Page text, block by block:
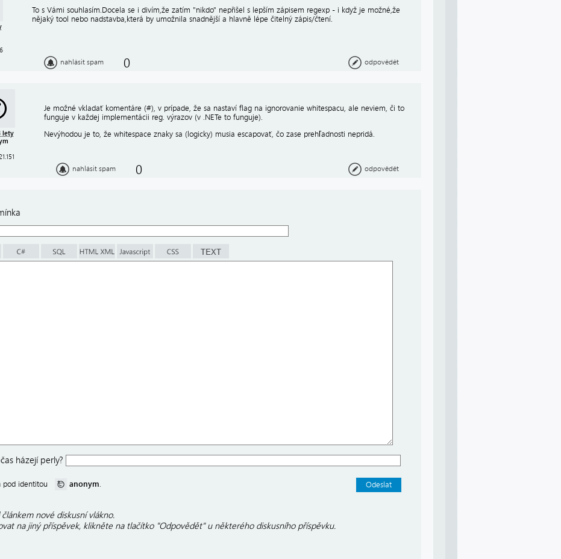
To s Vámi souhlasím.Docela se i divím,že zatím "nikdo" nepřišel s lepším zápisem regexp - i když je možné,že
nějaký tool nebo nadstavba,která by umožnila snadnější a hlavně lépe čitelný zápis/čtení.
nahlásit spam 0 odpovědět
lety
Je možné vkladať komentáre (#), v prípade, že sa nastaví flag na ignorovanie whitespacu, ale neviem, či to
funguje v každej implementácii reg. výrazov (v .NETe to funguje).
Nevýhodou je to, že whitespace znaky sa (logicky) musia escapovať, čo zase prehľadnosti nepridá.
nahlásit spam 0 odpovědět
házejí perly?
pod identitou anonym.
nové diskusní vlákno.
na jiný příspěvek, klikněte na tlačítko "Odpovědět" u některého diskusního příspěvku.